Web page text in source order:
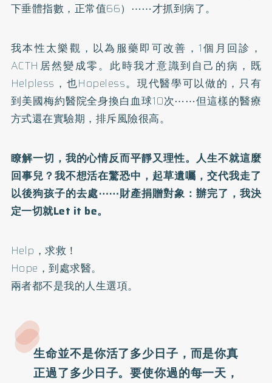
下垂體指數，正常值66）⋯⋯才抓到病了。
我本性太樂觀，以為服藥即可改善，1個月回診，
ACTH居然變成零。此時我才意識到自己的病，既
Helpless，也Hopeless。現代醫學可以做的，只有
到美國梅約醫院全身換白血球10次⋯⋯但這樣的醫療
方式還在實驗期，排斥風險很高。
瞭解一切，我的心情反而平靜又理性。人生不就這麼
回事兒？我不想活在驚恐中，起草遺囑，交代我走了
以後狗孩子的去處⋯⋯財產捐贈對象：辦完了，我決
定一切就Let it be。
Help，求救！
Hope，到處求醫。
兩者都不是我的人生選項。
生命並不是你活了多少日子，而是你真
正過了多少日子。要使你過的每一天，